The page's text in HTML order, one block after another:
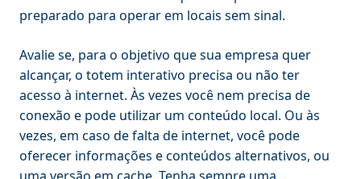
preparado para operar em locais sem sinal.
Avalie se, para o objetivo que sua empresa quer
alcançar, o totem interativo precisa ou não ter
acesso à internet. Às vezes você nem precisa de
conexão e pode utilizar um conteúdo local. Ou às
vezes, em caso de falta de internet, você pode
oferecer informações e conteúdos alternativos, ou